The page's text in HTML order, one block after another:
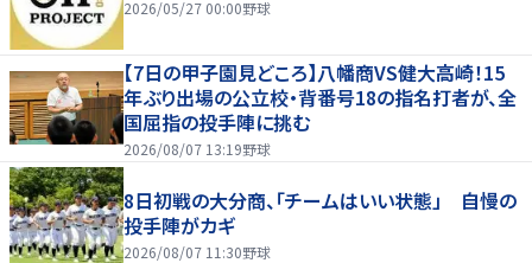
2026/05/27 00:00野球
【7日の甲子園見どころ】八幡商VS健大高崎！15
年ぶり出場の公立校・背番号18の指名打者が、全
国屈指の投手陣に挑む
2026/08/07 13:19野球
8日初戦の大分商、「チームはいい状態」 自慢の
投手陣がカギ
2026/08/07 11:30野球